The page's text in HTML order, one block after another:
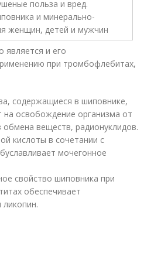
является и его
при тромбофлебитах,
содержащиеся в шиповнике,
на освобождение организма от
обмена веществ, радионуклидов.
кислоты в сочетании с
мочегонное
свойство шиповника при
обеспечивает